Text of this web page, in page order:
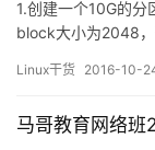
1.创建一个10G的
block大小为2048
linux 2.23.2)。 更改
Linux干货 2016-10-
马哥教育网络班